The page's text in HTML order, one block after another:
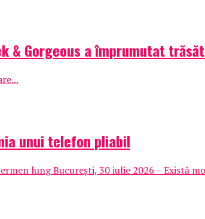
& Gorgeous a împrumutat
unui telefon pliabil
lung București, 30 iulie 2026 – Există